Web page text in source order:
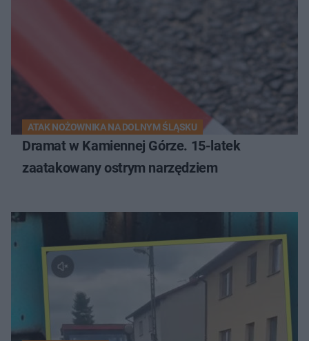
ATAK NOŻOWNIKA NA DOLNYM ŚLĄSKU
Dramat w Kamiennej Górze. 15-latek
zaatakowany ostrym narzędziem